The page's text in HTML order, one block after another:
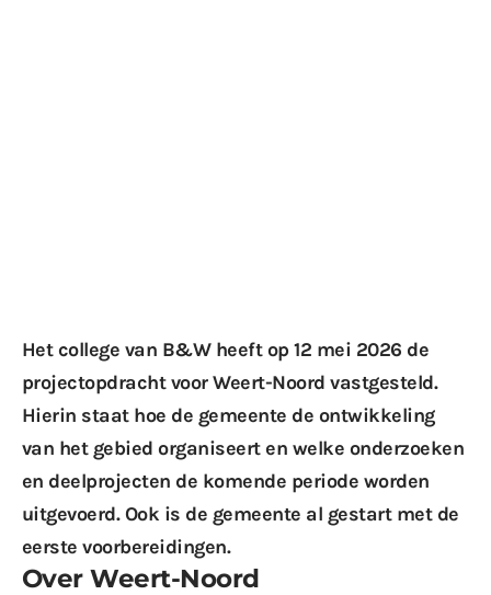
Het college van B&W heeft op 12 mei 2026 de
projectopdracht voor Weert-Noord vastgesteld.
Hierin staat hoe de gemeente de ontwikkeling
van het gebied organiseert en welke onderzoeken
en deelprojecten de komende periode worden
uitgevoerd. Ook is de gemeente al gestart met de
eerste voorbereidingen.
Over Weert-Noord